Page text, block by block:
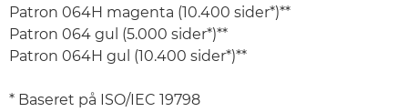
Patron 064H magenta (10.400 sider*)**
Patron 064 gul (5.000 sider*)**
Patron 064H gul (10.400 sider*)**
* Baseret på ISO/IEC 19798